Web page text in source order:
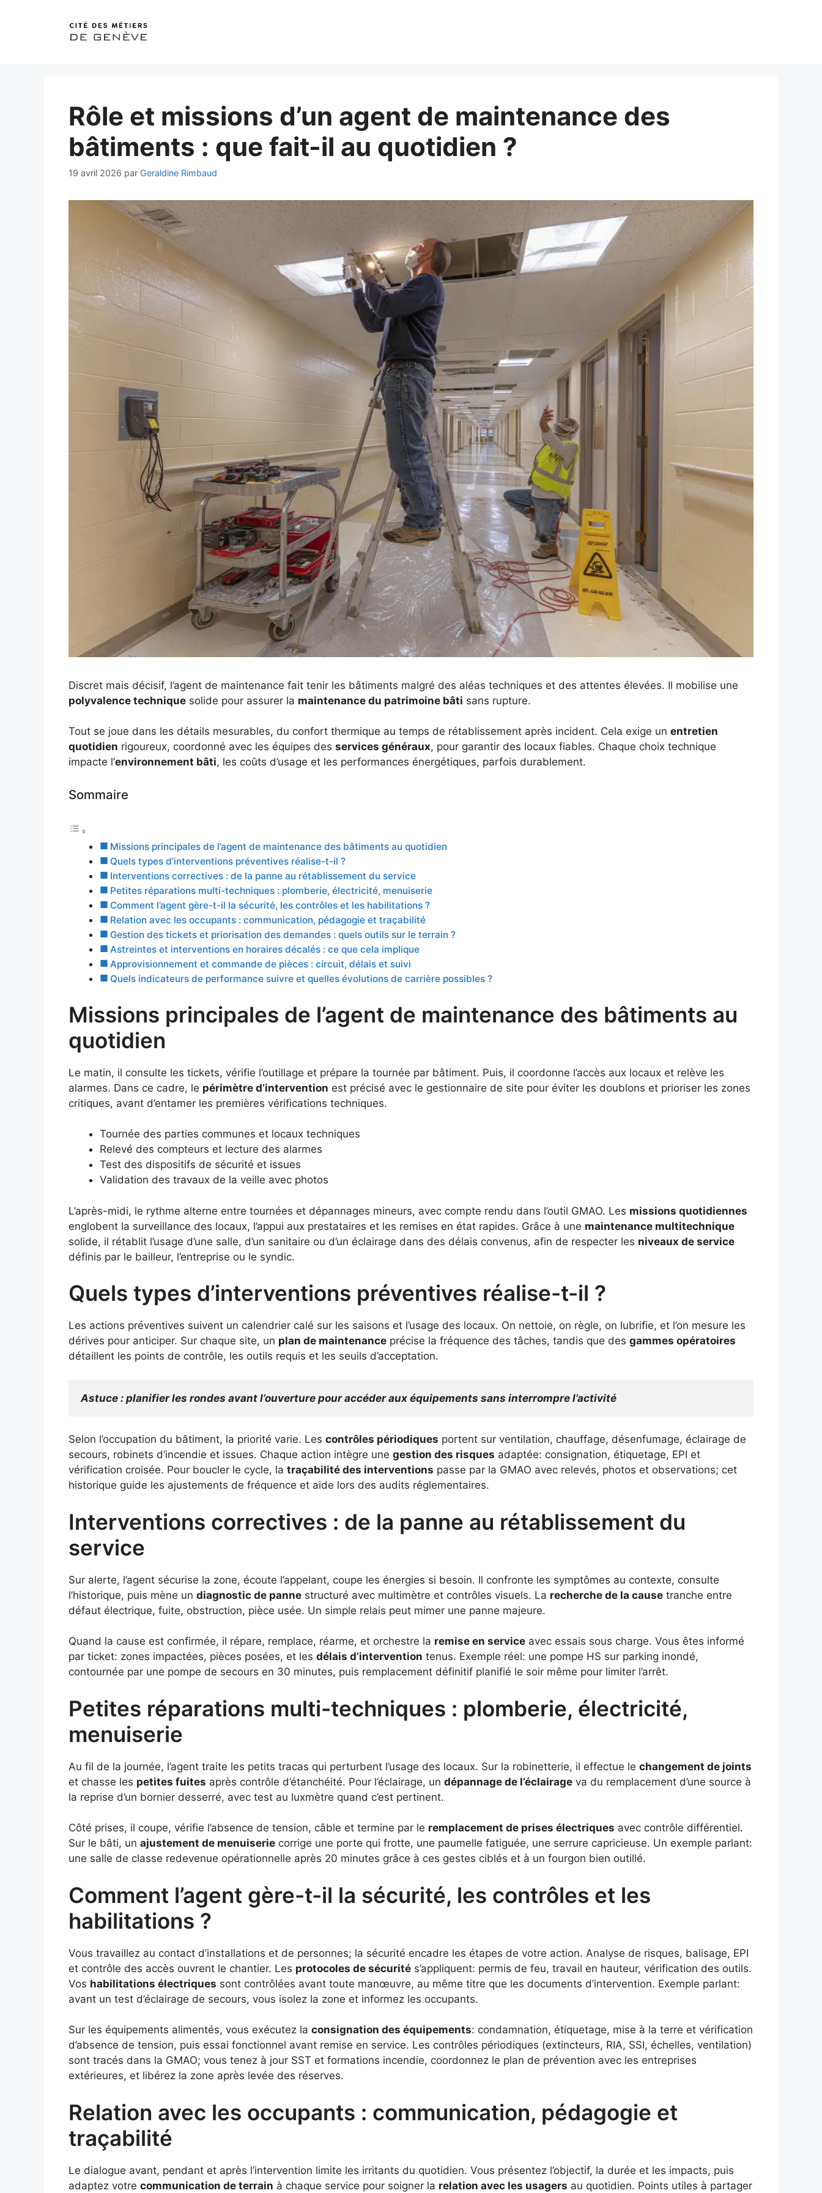
Rôle et missions d’un agent de maintenance des
bâtiments : que fait-il au quotidien ?
19 avril 2026 par Geraldine Rimbaud
Discret mais décisif, l’agent de maintenance fait tenir les bâtiments malgré des aléas techniques et des attentes élevées. Il mobilise une
polyvalence technique solide pour assurer la maintenance du patrimoine bâti sans rupture.
Tout se joue dans les détails mesurables, du confort thermique au temps de rétablissement après incident. Cela exige un entretien
quotidien rigoureux, coordonné avec les équipes des services généraux, pour garantir des locaux fiables. Chaque choix technique
impacte l’environnement bâti, les coûts d’usage et les performances énergétiques, parfois durablement.
Sommaire
Missions principales de l’agent de maintenance des bâtiments au quotidien
Quels types d’interventions préventives réalise-t-il ?
Interventions correctives : de la panne au rétablissement du service
Petites réparations multi-techniques : plomberie, électricité, menuiserie
Comment l’agent gère-t-il la sécurité, les contrôles et les habilitations ?
Relation avec les occupants : communication, pédagogie et traçabilité
Gestion des tickets et priorisation des demandes : quels outils sur le terrain ?
Astreintes et interventions en horaires décalés : ce que cela implique
Approvisionnement et commande de pièces : circuit, délais et suivi
Quels indicateurs de performance suivre et quelles évolutions de carrière possibles ?
Missions principales de l’agent de maintenance des bâtiments au
quotidien
Le matin, il consulte les tickets, vérifie l’outillage et prépare la tournée par bâtiment. Puis, il coordonne l’accès aux locaux et relève les
alarmes. Dans ce cadre, le périmètre d’intervention est précisé avec le gestionnaire de site pour éviter les doublons et prioriser les zones
critiques, avant d’entamer les premières vérifications techniques.
Tournée des parties communes et locaux techniques
Relevé des compteurs et lecture des alarmes
Test des dispositifs de sécurité et issues
Validation des travaux de la veille avec photos
L’après-midi, le rythme alterne entre tournées et dépannages mineurs, avec compte rendu dans l’outil GMAO. Les missions quotidiennes
englobent la surveillance des locaux, l’appui aux prestataires et les remises en état rapides. Grâce à une maintenance multitechnique
solide, il rétablit l’usage d’une salle, d’un sanitaire ou d’un éclairage dans des délais convenus, afin de respecter les niveaux de service
définis par le bailleur, l’entreprise ou le syndic.
Quels types d’interventions préventives réalise-t-il ?
Les actions préventives suivent un calendrier calé sur les saisons et l’usage des locaux. On nettoie, on règle, on lubrifie, et l’on mesure les
dérives pour anticiper. Sur chaque site, un plan de maintenance précise la fréquence des tâches, tandis que des gammes opératoires
détaillent les points de contrôle, les outils requis et les seuils d’acceptation.
Astuce : planifier les rondes avant l’ouverture pour accéder aux équipements sans interrompre l’activité
Selon l’occupation du bâtiment, la priorité varie. Les contrôles périodiques portent sur ventilation, chauffage, désenfumage, éclairage de
secours, robinets d’incendie et issues. Chaque action intègre une gestion des risques adaptée: consignation, étiquetage, EPI et
vérification croisée. Pour boucler le cycle, la traçabilité des interventions passe par la GMAO avec relevés, photos et observations; cet
historique guide les ajustements de fréquence et aide lors des audits réglementaires.
Interventions correctives : de la panne au rétablissement du
service
Sur alerte, l’agent sécurise la zone, écoute l’appelant, coupe les énergies si besoin. Il confronte les symptômes au contexte, consulte
l’historique, puis mène un diagnostic de panne structuré avec multimètre et contrôles visuels. La recherche de la cause tranche entre
défaut électrique, fuite, obstruction, pièce usée. Un simple relais peut mimer une panne majeure.
Quand la cause est confirmée, il répare, remplace, réarme, et orchestre la remise en service avec essais sous charge. Vous êtes informé
par ticket: zones impactées, pièces posées, et les délais d’intervention tenus. Exemple réel: une pompe HS sur parking inondé,
contournée par une pompe de secours en 30 minutes, puis remplacement définitif planifié le soir même pour limiter l’arrêt.
Petites réparations multi-techniques : plomberie, électricité,
menuiserie
Au fil de la journée, l’agent traite les petits tracas qui perturbent l’usage des locaux. Sur la robinetterie, il effectue le changement de joints
et chasse les petites fuites après contrôle d’étanchéité. Pour l’éclairage, un dépannage de l’éclairage va du remplacement d’une source à
la reprise d’un bornier desserré, avec test au luxmètre quand c’est pertinent.
Côté prises, il coupe, vérifie l’absence de tension, câble et termine par le remplacement de prises électriques avec contrôle différentiel.
Sur le bâti, un ajustement de menuiserie corrige une porte qui frotte, une paumelle fatiguée, une serrure capricieuse. Un exemple parlant:
une salle de classe redevenue opérationnelle après 20 minutes grâce à ces gestes ciblés et à un fourgon bien outillé.
Comment l’agent gère-t-il la sécurité, les contrôles et les
habilitations ?
Vous travaillez au contact d’installations et de personnes; la sécurité encadre les étapes de votre action. Analyse de risques, balisage, EPI
et contrôle des accès ouvrent le chantier. Les protocoles de sécurité s’appliquent: permis de feu, travail en hauteur, vérification des outils.
Vos habilitations électriques sont contrôlées avant toute manœuvre, au même titre que les documents d’intervention. Exemple parlant:
avant un test d’éclairage de secours, vous isolez la zone et informez les occupants.
Sur les équipements alimentés, vous exécutez la consignation des équipements: condamnation, étiquetage, mise à la terre et vérification
d’absence de tension, puis essai fonctionnel avant remise en service. Les contrôles périodiques (extincteurs, RIA, SSI, échelles, ventilation)
sont tracés dans la GMAO; vous tenez à jour SST et formations incendie, coordonnez le plan de prévention avec les entreprises
extérieures, et libérez la zone après levée des réserves.
Relation avec les occupants : communication, pédagogie et
traçabilité
Le dialogue avant, pendant et après l’intervention limite les irritants du quotidien. Vous présentez l’objectif, la durée et les impacts, puis
adaptez votre communication de terrain à chaque service pour soigner la relation avec les usagers au quotidien. Points utiles à partager